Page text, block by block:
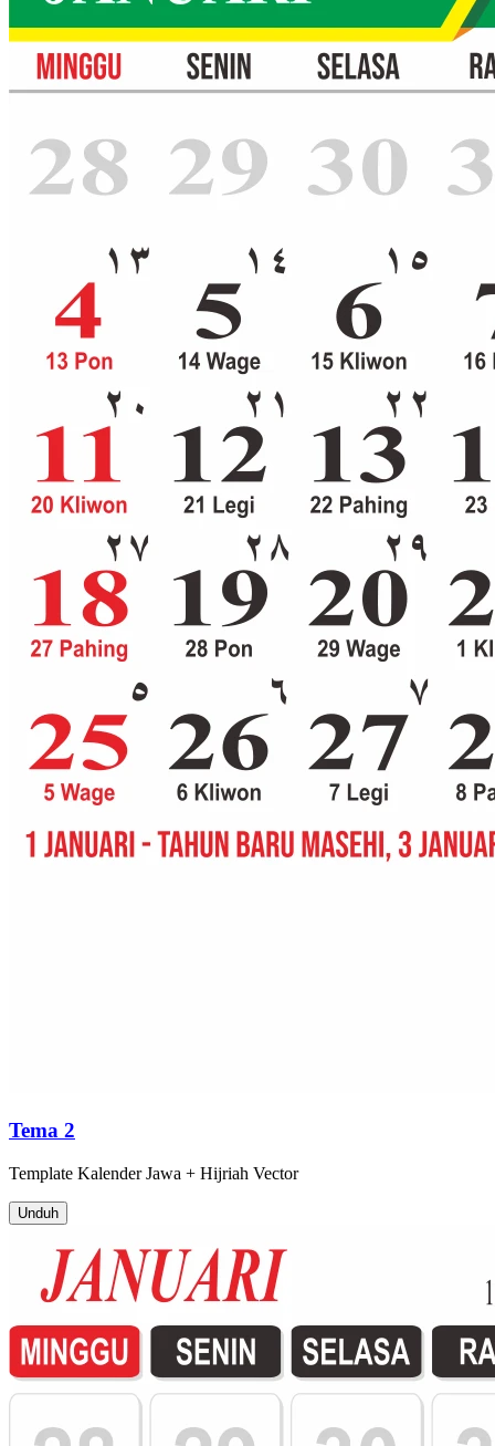
Tema 2
Template Kalender Jawa + Hijriah Vector
Unduh